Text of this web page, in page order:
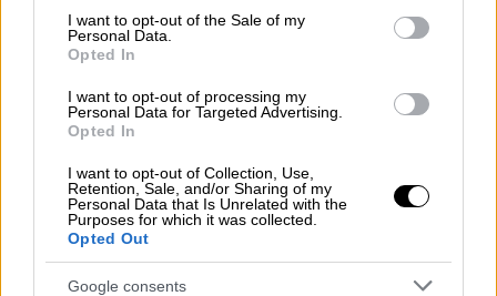
consent section.
I want to opt-out of the Sale of my
Personal Data.
Opted In
I want to opt-out of processing my
Personal Data for Targeted Advertising.
Opted In
I want to opt-out of Collection, Use,
Retention, Sale, and/or Sharing of my
Personal Data that Is Unrelated with the
Purposes for which it was collected.
Opted Out
Google consents